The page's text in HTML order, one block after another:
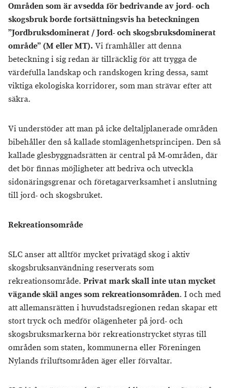
Områden som är avsedda för bedrivande av jord- och
skogsbruk borde fortsättningsvis ha beteckningen
”Jordbruksdominerat / Jord- och skogsbruksdominerat
område” (M eller MT). Vi framhåller att denna
beteckning i sig redan är tillräcklig för att trygga de
värdefulla landskap och randskogen kring dessa, samt
viktiga ekologiska korridorer, som man strävar efter att
säkra.
Vi understöder att man på icke deltaljplanerade områden
bibehåller den så kallade stomlägenhetsprincipen. Den så
kallade glesbyggnadsrätten är central på M-områden, där
det bör finnas möjligheter att bedriva och utveckla
sidonäringsgrenar och företagarverksamhet i anslutning
till jord- och skogsbruket.
Rekreationsområde
SLC anser att alltför mycket privatägd skog i aktiv
skogsbruksanvändning reserverats som
rekreationsområde. Privat mark skall inte utan mycket
vägande skäl anges som rekreationsområden. I och med
att allemansrätten i huvudstadsregionen redan skapar ett
stort tryck och medför olägenheter på jord- och
skogsbruksmarkerna bör rekreationstrycket styras till
områden som staten, kommunerna eller Föreningen
Nylands friluftsområden äger eller förvaltar.